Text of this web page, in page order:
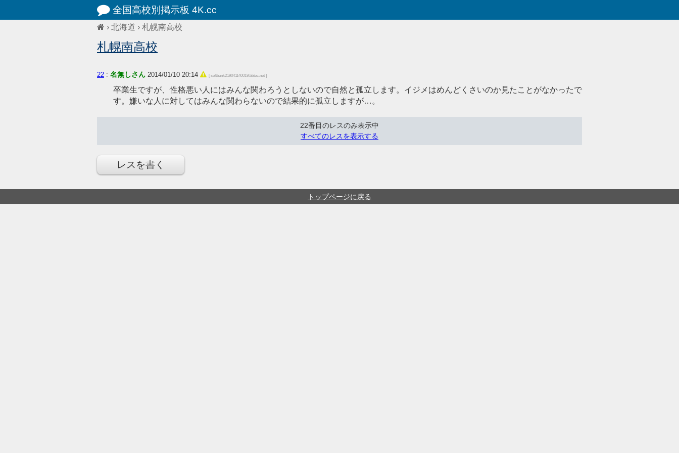
全国高校別掲示板 4K.cc
› 北海道 › 札幌南高校
札幌南高校
22 : 名無しさん 2014/01/10 20:14 [ softbank219041140019.bbtec.net ]
卒業生ですが、性格悪い人にはみんな関わろうとしないので自然と孤立します。イジメはめんどくさいのか見たことがなかったで
す。嫌いな人に対してはみんな関わらないので結果的に孤立しますが…。
22番目のレスのみ表示中
すべてのレスを表示する
レスを書く
トップページに戻る